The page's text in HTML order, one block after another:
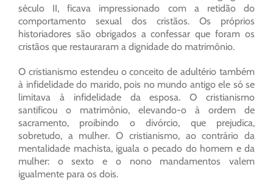
século II, ficava impressionado com a retidão do
comportamento sexual dos cristãos. Os próprios
historiadores são obrigados a confessar que foram os
cristãos que restauraram a dignidade do matrimônio.
O cristianismo estendeu o conceito de adultério também
à infidelidade do marido, pois no mundo antigo ele só se
limitava à infidelidade da esposa. O cristianismo
santificou o matrimônio, elevando-o à ordem de
sacramento, proibindo o divórcio, que prejudica,
sobretudo, a mulher. O cristianismo, ao contrário da
mentalidade machista, iguala o pecado do homem e da
mulher: o sexto e o nono mandamentos valem
igualmente para os dois.